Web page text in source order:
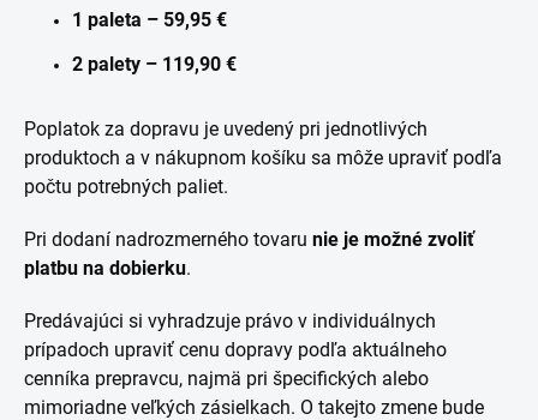
1 paleta – 59,95 €
2 palety – 119,90 €
Poplatok za dopravu je uvedený pri jednotlivých
produktoch a v nákupnom košíku sa môže upraviť podľa
počtu potrebných paliet.
Pri dodaní nadrozmerného tovaru nie je možné zvoliť
platbu na dobierku.
Predávajúci si vyhradzuje právo v individuálnych
prípadoch upraviť cenu dopravy podľa aktuálneho
cenníka prepravcu, najmä pri špecifických alebo
mimoriadne veľkých zásielkach. O takejto zmene bude